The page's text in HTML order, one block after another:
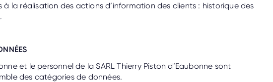
à la réalisation des actions d’information des clients : historique des
et le personnel de la SARL Thierry Piston d’Eaubonne sont
des catégories de données.